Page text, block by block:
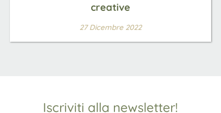
creative
27 Dicembre 2022
Iscriviti alla newsletter!